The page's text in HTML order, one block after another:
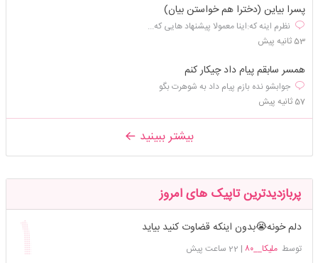
پسرا بیاین (دخترا هم خواستن بیان)
نظرم اینه که:اینا معمولا پیشنهاد هایی که...
53 ثانیه پیش
همسر سابقم پیام داد چیکار کنم
جوابشو نده بازم پیام داد به شوهرت بگو
57 ثانیه پیش
بیشتر ببینید
پربازدیدترین تاپیک های امروز
دلم خونه😭بدون اینکه قضاوت کنید بیاید
توسطملیکا__۸۰ | 22 ساعت پیش